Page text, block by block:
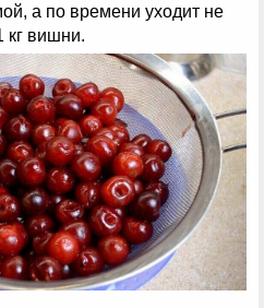
а по времени уходит не
кг вишни.